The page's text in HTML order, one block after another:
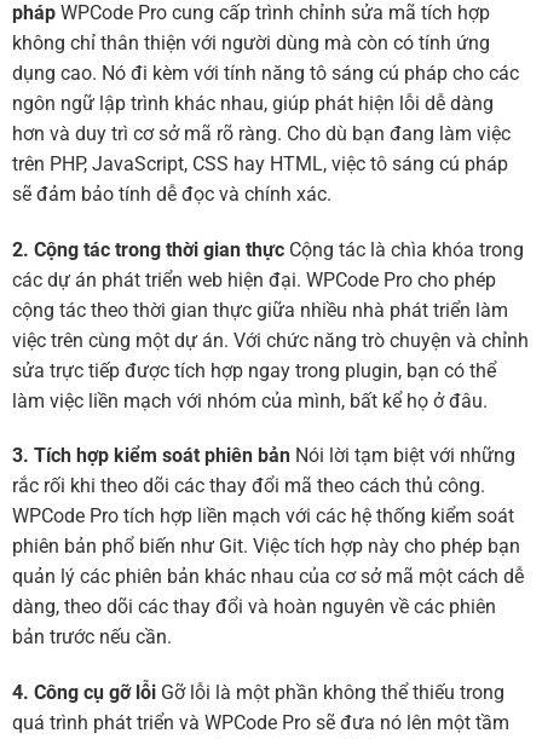
pháp WPCode Pro cung cấp trình chỉnh sửa mã tích hợp
không chỉ thân thiện với người dùng mà còn có tính ứng
dụng cao. Nó đi kèm với tính năng tô sáng cú pháp cho các
ngôn ngữ lập trình khác nhau, giúp phát hiện lỗi dễ dàng
hơn và duy trì cơ sở mã rõ ràng. Cho dù bạn đang làm việc
trên PHP, JavaScript, CSS hay HTML, việc tô sáng cú pháp
sẽ đảm bảo tính dễ đọc và chính xác.
2. Cộng tác trong thời gian thực Cộng tác là chìa khóa trong
các dự án phát triển web hiện đại. WPCode Pro cho phép
cộng tác theo thời gian thực giữa nhiều nhà phát triển làm
việc trên cùng một dự án. Với chức năng trò chuyện và chỉnh
sửa trực tiếp được tích hợp ngay trong plugin, bạn có thể
làm việc liền mạch với nhóm của mình, bất kể họ ở đâu.
3. Tích hợp kiểm soát phiên bản Nói lời tạm biệt với những
rắc rối khi theo dõi các thay đổi mã theo cách thủ công.
WPCode Pro tích hợp liền mạch với các hệ thống kiểm soát
phiên bản phổ biến như Git. Việc tích hợp này cho phép bạn
quản lý các phiên bản khác nhau của cơ sở mã một cách dễ
dàng, theo dõi các thay đổi và hoàn nguyên về các phiên
bản trước nếu cần.
4. Công cụ gỡ lỗi Gỡ lỗi là một phần không thể thiếu trong
quá trình phát triển và WPCode Pro sẽ đưa nó lên một tầm